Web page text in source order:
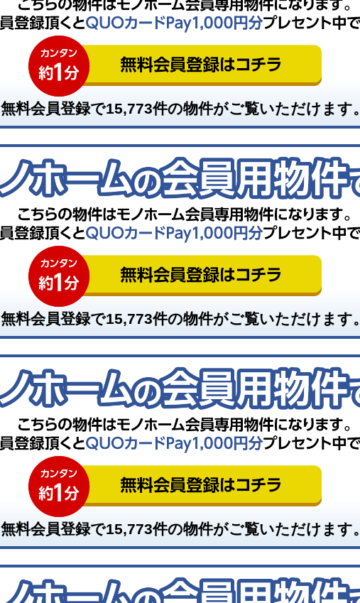
無料会員登録で15,773件の物件がご覧いただけます。
無料会員登録で15,773件の物件がご覧いただけます。
無料会員登録で15,773件の物件がご覧いただけます。